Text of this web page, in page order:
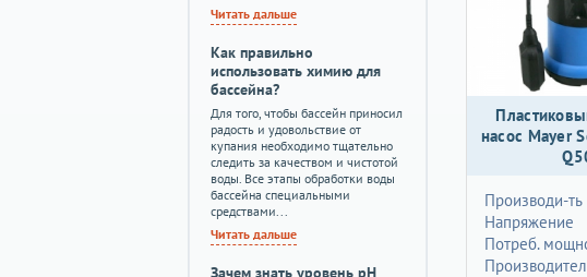
насос Mayer
Производи-ть
Напряжение
Потреб.
Читать дальше
Как правильно
использовать химию для
бассейна?
Для того, чтобы бассейн приносил
радость и удовольствие от
купания необходимо тщательно
следить за качеством и чистотой
воды. Все этапы обработки воды
бассейна специальными
средствами...
Читать дальше
Зачем знать уровень pH